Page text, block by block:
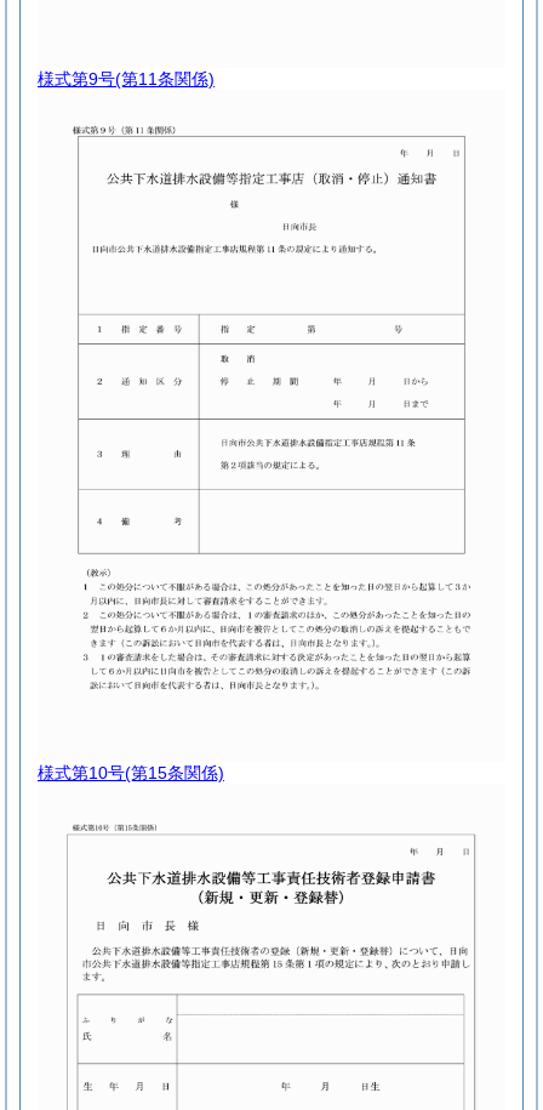
様式第9号(第11条関係)
様式第10号(第15条関係)